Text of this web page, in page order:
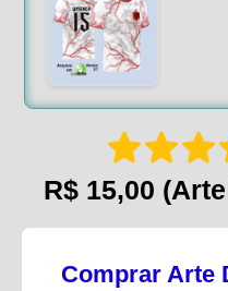
R$ 15,00
Comprar Arte